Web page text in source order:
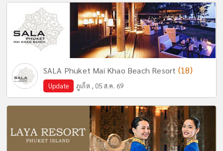
SALA Phuket Mai Khao Beach Resort (18)
Update ภูเก็ต , 05 ส.ค. 69